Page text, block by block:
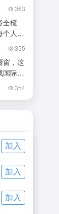
363
全梳
个人都
团队355
窗，这
国际奢
354
加入
加入
加入